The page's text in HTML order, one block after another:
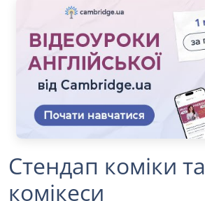
Стендап коміки та
комікеси